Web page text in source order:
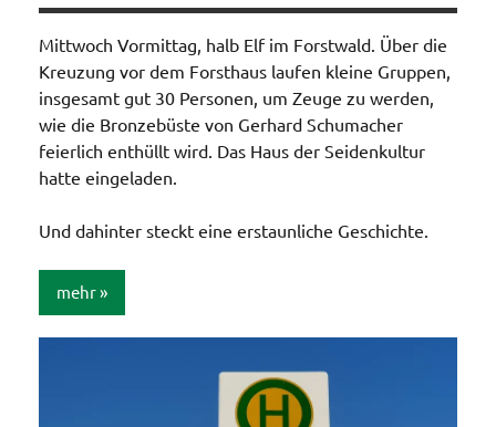
Mittwoch Vormittag, halb Elf im Forstwald. Über die
Kreuzung vor dem Forsthaus laufen kleine Gruppen,
insgesamt gut 30 Personen, um Zeuge zu werden,
wie die Bronzebüste von Gerhard Schumacher
feierlich enthüllt wird. Das Haus der Seidenkultur
hatte eingeladen.
Und dahinter steckt eine erstaunliche Geschichte.
mehr